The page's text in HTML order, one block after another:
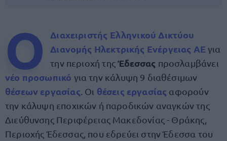
Ο
Διαχειριστής Ελληνικού Δικτύου
Διανομής Ηλεκτρικής Ενέργειας ΑΕ για
την περιοχή τηςΈδεσσας προσλαμβάνει
νέο προσωπικό για την κάλυψη 9 διαθέσιμων
θέσεων εργασίας . Οι θέσεις εργασίας αφορούν
την κάλυψη εποχικών ή παροδικών αναγκών της
Διεύθυνσης Περιφέρειας Μακεδονίας - Θράκης,
Περιοχής Έδεσσας, που εδρεύει στην Έδεσσα του